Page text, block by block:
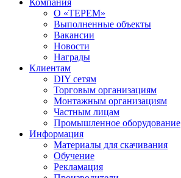
О «ТЕРЕМ»
Выполненные объекты
Вакансии
Новости
Награды
Клиентам
DIY сетям
Торговым организациям
Монтажным организациям
Частным лицам
Промышленное оборудование
Информация
Материалы для скачивания
Обучение
Рекламация